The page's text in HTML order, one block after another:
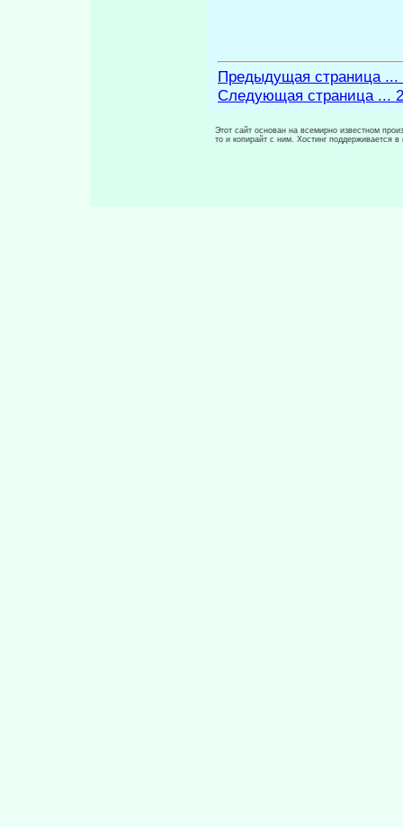
Предыдущая страница ...
Следующая страница ...
Этот сайт основан на всемирно известном
то и копирайт с ним. Хостинг поддерживается